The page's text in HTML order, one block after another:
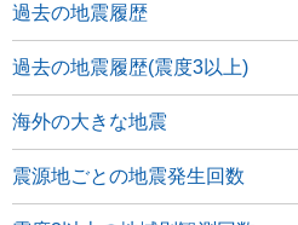
過去の地震履歴
過去の地震履歴(震度3以上)
海外の大きな地震
震源地ごとの地震発生回数